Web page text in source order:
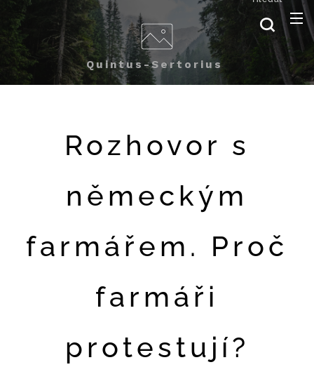
Quintus-Sertorius
Rozhovor s
německým
farmářem. Proč
farmáři
protestují?